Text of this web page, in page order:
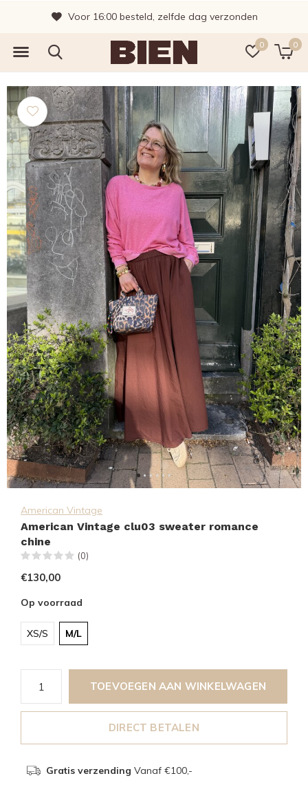
0 0
Voor 16:00 besteld, zelfde dag verzonden
American Vintage
American Vintage clu03 sweater romance
chine
(0)
€130,00
Op voorraad
XS/S M/L
TOEVOEGEN AAN WINKELWAGEN
DIRECT BETALEN
Gratis verzending Vanaf €100,-